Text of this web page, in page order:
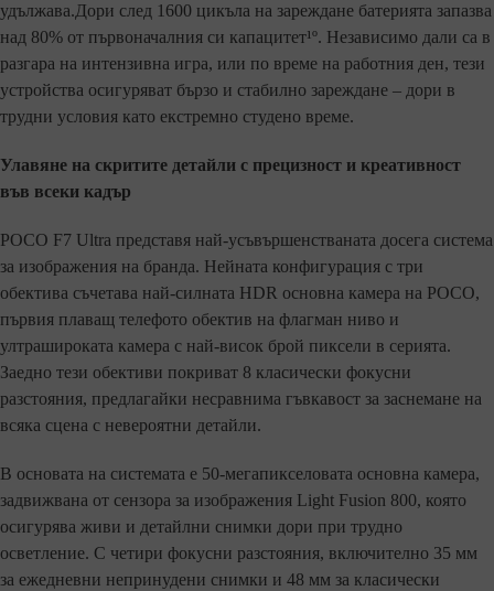
удължава.Дори след 1600 цикъла на зареждане батерията запазва
над 80% от първоначалния си капацитет¹º. Независимо дали са в
разгара на интензивна игра, или по време на работния ден, тези
устройства осигуряват бързо и стабилно зареждане – дори в
трудни условия като екстремно студено време.
Улавяне на скритите детайли с прецизност и креативност
във всеки кадър
POCO F7 Ultra представя най-усъвършенстваната досега система
за изображения на бранда. Нейната конфигурация с три
обектива съчетава най-силната HDR основна камера на POCO,
първия плаващ телефото обектив на флагман ниво и
ултрашироката камера с най-висок брой пиксели в серията.
Заедно тези обективи покриват 8 класически фокусни
разстояния, предлагайки несравнима гъвкавост за заснемане на
всяка сцена с невероятни детайли.
В основата на системата е 50-мегапикселовата основна камера,
задвижвана от сензора за изображения Light Fusion 800, която
осигурява живи и детайлни снимки дори при трудно
осветление. С четири фокусни разстояния, включително 35 мм
за ежедневни непринудени снимки и 48 мм за класически